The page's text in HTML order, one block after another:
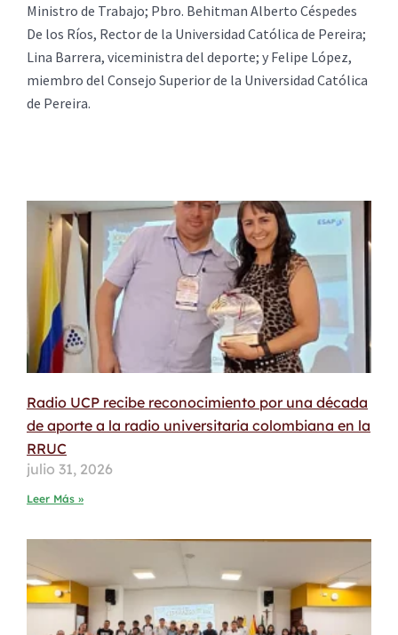
Ministro de Trabajo; Pbro. Behitman Alberto Céspedes
De los Ríos, Rector de la Universidad Católica de Pereira;
Lina Barrera, viceministra del deporte; y Felipe López,
miembro del Consejo Superior de la Universidad Católica
de Pereira.
Radio UCP recibe reconocimiento por una década
de aporte a la radio universitaria colombiana en la
RRUC
julio 31, 2026
Leer Más »